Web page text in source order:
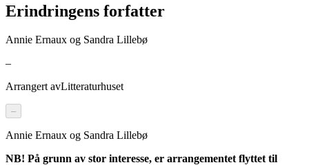
Erindringens forfatter
Annie Ernaux og Sandra Lillebø
–
Arrangert avLitteraturhuset
–
Annie Ernaux og Sandra Lillebø
NB! På grunn av stor interesse, er arrangementet flyttet til